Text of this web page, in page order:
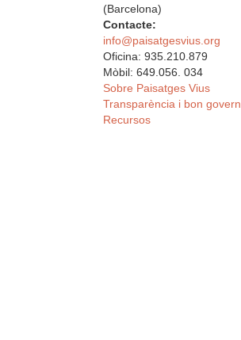
(Barcelona)
Contacte:
info@paisatgesvius.org
Oficina: 935.210.879
Mòbil: 649.056. 034
Sobre Paisatges Vius
Transparència i bon govern
Recursos